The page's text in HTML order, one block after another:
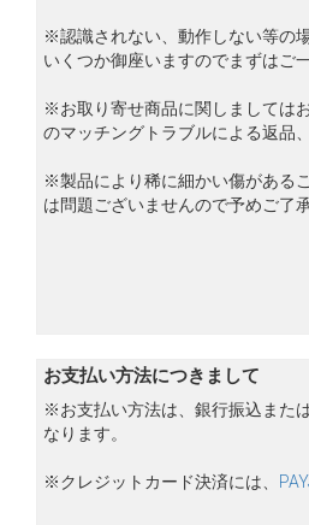
※認識されない、動作しない等の
いくつか御座いますのでまずはご
※お取り寄せ商品に関しましては
のマッチングトラブルによる返品
※製品により稀に細かい傷がある
は問題ございませんので予めご了
お支払い方法につきまして
※お支払い方法は、銀行振込また
なります。
※クレジットカード決済には、